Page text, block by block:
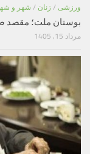
ورزشی / زنان / شهر و
بوستان ملت؛ مقصد
مرداد 15, 1405